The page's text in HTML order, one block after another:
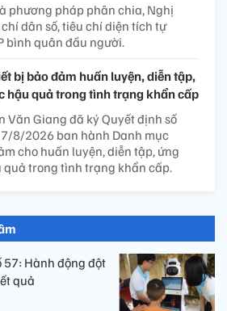
phương pháp phân chia, Nghị
dân số, tiêu chí diện tích tự
bình quân đầu người.
bị bảo đảm huấn luyện, diễn tập,
hậu quả trong tình trạng khẩn cấp
Văn Giang đã ký Quyết định số
8/2026 ban hành Danh mục
cho huấn luyện, diễn tập, ứng
quả trong tình trạng khẩn cấp.
57: Hành động đột
quả